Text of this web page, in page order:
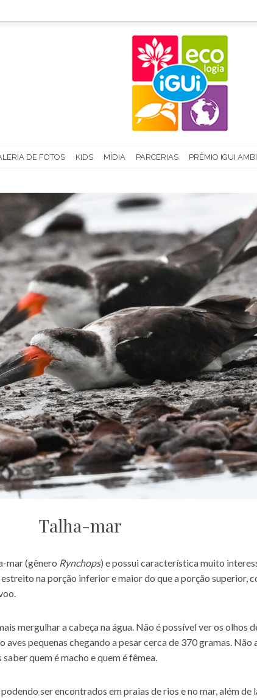
DE FOTOS KIDS MÍDIA PARCERIAS PRÊMIO IGUI
Talha-mar
mar (gênero Rynchops) e possui característica muito
na porção inferior e maior do que a porção superior,
mergulhar a cabeça na água. Não é possível ver os olhos
aves pequenas chegando a pesar cerca de 370 gramas. Não
quem é macho e quem é fêmea.
ser encontrados em praias de rios e no mar, além de